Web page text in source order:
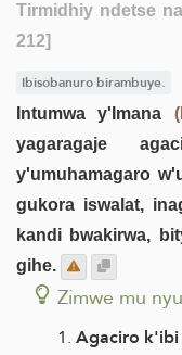
Tirmidhiy ndetse
212]
Ibisobanuro birambuye.
Intumwa y'Imana
yagaragaje
y'umuhamagaro
gukora iswalat,
kandi bwakirwa,
gihe.
Zimwe mu
Agaciro k'ibi